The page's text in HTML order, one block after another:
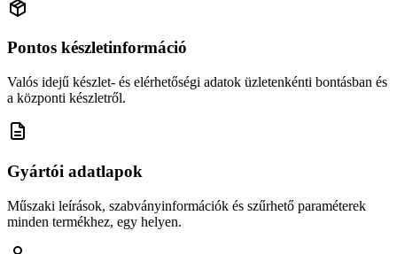
Pontos készletinformáció
Valós idejű készlet- és elérhetőségi adatok üzletenkénti bontásban és
a központi készletről.
Gyártói adatlapok
Műszaki leírások, szabványinformációk és szűrhető paraméterek
minden termékhez, egy helyen.